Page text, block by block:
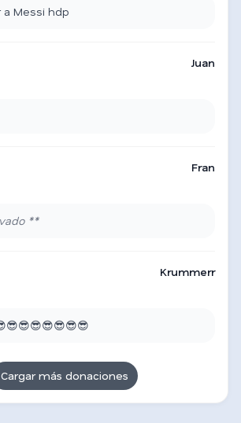
Messi hdp
Juan
Fran
**
Krummerr
Cargar más donaciones